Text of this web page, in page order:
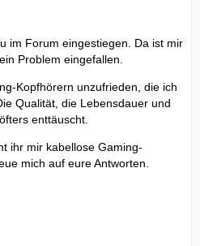
im Forum eingestiegen. Da ist mir
Problem eingefallen.
Kopfhörern unzufrieden, die ich
Qualität, die Lebensdauer und
enttäuscht.
ihr mir kabellose Gaming-
mich auf eure Antworten.